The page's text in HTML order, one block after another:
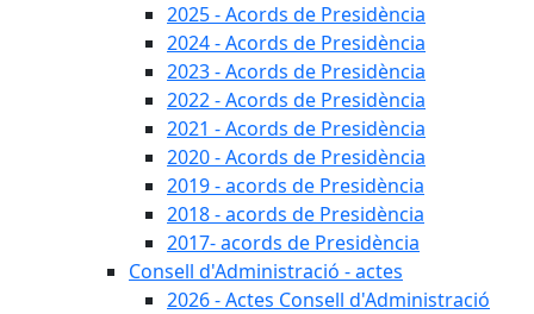
2025 - Acords de Presidència
2024 - Acords de Presidència
2023 - Acords de Presidència
2022 - Acords de Presidència
2021 - Acords de Presidència
2020 - Acords de Presidència
2019 - acords de Presidència
2018 - acords de Presidència
2017- acords de Presidència
Consell d'Administració - actes
2026 - Actes Consell d'Administració